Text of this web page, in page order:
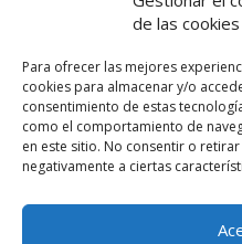
de las cookies
Para ofrecer las mejores
cookies para almacenar y/o
consentimiento de estas
como el comportamiento de
en este sitio. No consentir o
negativamente a ciertas